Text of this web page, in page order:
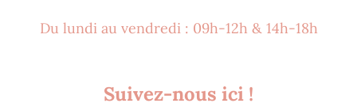
Du lundi au vendredi : 09h-12h & 14h-18h
Suivez-nous ici !